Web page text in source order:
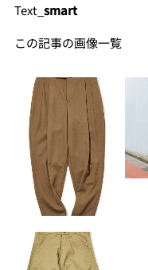
Text_ smart
この記事の画像一覧